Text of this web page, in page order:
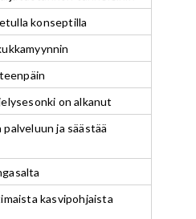
konseptilla
on alkanut
ja säästää
kasvipohjaista